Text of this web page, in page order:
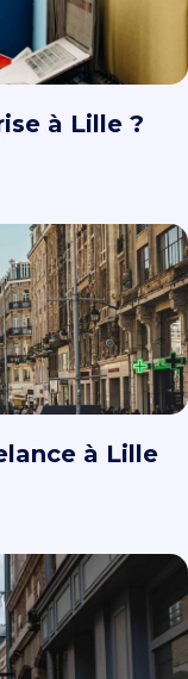
à Lille ?
à Lille